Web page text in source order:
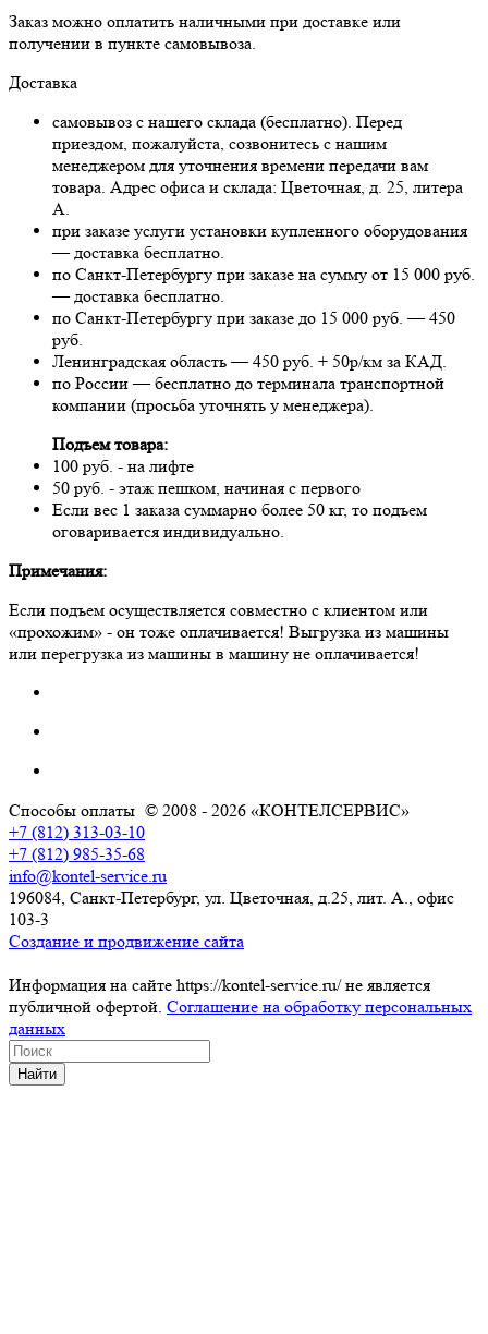
Заказ можно оплатить наличными при доставке или
получении в пункте самовывоза.
Доставка
самовывоз с нашего склада (бесплатно). Перед
приездом, пожалуйста, созвонитесь с нашим
менеджером для уточнения времени передачи вам
товара. Адрес офиса и склада: Цветочная, д. 25, литера
А.
при заказе услуги установки купленного оборудования
— доставка бесплатно.
по Санкт-Петербургу при заказе на сумму от 15 000 руб.
— доставка бесплатно.
по Санкт-Петербургу при заказе до 15 000 руб. — 450
руб.
Ленинградская область — 450 руб. + 50р/км за КАД.
по России — бесплатно до терминала транспортной
компании (просьба уточнять у менеджера).
Подъем товара:
100 руб. - на лифте
50 руб. - этаж пешком, начиная с первого
Если вес 1 заказа суммарно более 50 кг, то подъем
оговаривается индивидуально.
Примечания:
Если подъем осуществляется совместно с клиентом или
«прохожим» - он тоже оплачивается! Выгрузка из машины
или перегрузка из машины в машину не оплачивается!
Способы оплаты © 2008 - 2026 «КОНТЕЛСЕРВИС»
+7 (812) 313-03-10
+7 (812) 985-35-68
info@kontel-service.ru
196084, Санкт-Петербург, ул. Цветочная, д.25, лит. А., офис
103-3
Создание и продвижение сайта
Информация на сайте https://kontel-service.ru/ не является
публичной офертой. Соглашение на обработку персональных
данных
Найти